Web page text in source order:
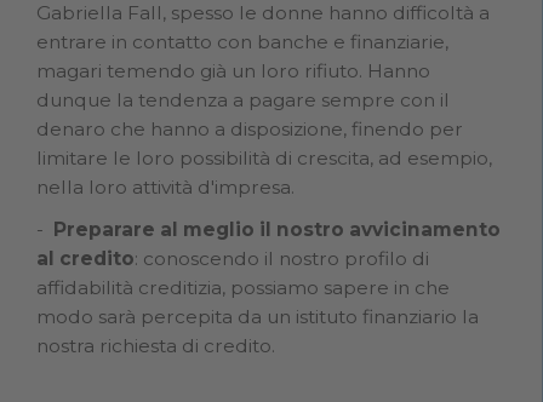
Gabriella Fall, spesso le donne hanno difficoltà a
entrare in contatto con banche e finanziarie,
magari temendo già un loro rifiuto. Hanno
dunque la tendenza a pagare sempre con il
denaro che hanno a disposizione, finendo per
limitare le loro possibilità di crescita, ad esempio,
nella loro attività d'impresa.
Preparare al meglio il nostro avvicinamento
al credito: conoscendo il nostro profilo di
affidabilità creditizia, possiamo sapere in che
modo sarà percepita da un istituto finanziario la
nostra richiesta di credito.